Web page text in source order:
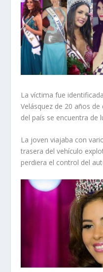
La víctima fue
Velásquez de 20 años
del país se encuentra de
La joven viajaba con
trasera del vehículo
perdiera el control del